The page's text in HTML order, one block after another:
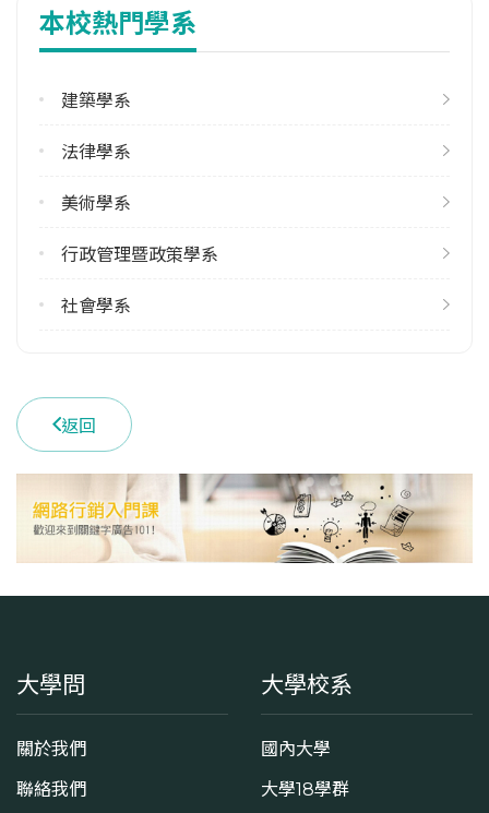
修輔系人數
113學年度上學期
5
雙主修人數
113學年度下學期
(04)23590121 #33800
學系地址
臺中市西屯區臺灣大道四段1727號
本校熱門學系
建築學系
法律學系
美術學系
行政管理暨政策學系
社會學系
返回
大學問
關於我們
聯絡我們
大學校系
國內大學
大學18學群